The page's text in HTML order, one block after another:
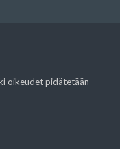
oikeudet pidätetään